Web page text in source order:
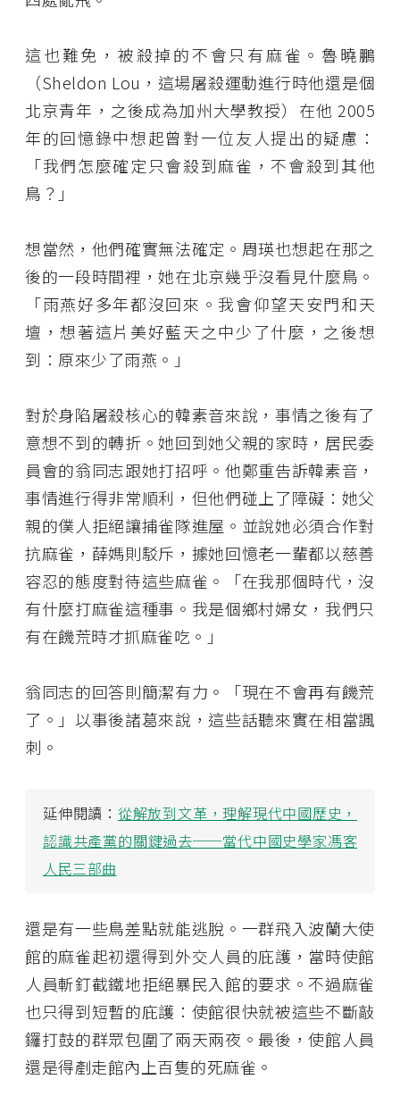
這也難免，被殺掉的不會只有麻雀。魯曉鵬
（Sheldon Lou，這場屠殺運動進行時他還是個
北京青年，之後成為加州大學教授）在他 2005
年的回憶錄中想起曾對一位友人提出的疑慮：
「我們怎麼確定只會殺到麻雀，不會殺到其他
鳥？」
想當然，他們確實無法確定。周瑛也想起在那之
後的一段時間裡，她在北京幾乎沒看見什麼鳥。
「雨燕好多年都沒回來。我會仰望天安門和天
壇，想著這片美好藍天之中少了什麼，之後想
到：原來少了雨燕。」
對於身陷屠殺核心的韓素音來說，事情之後有了
意想不到的轉折。她回到她父親的家時，居民委
員會的翁同志跟她打招呼。他鄭重告訴韓素音，
事情進行得非常順利，但他們碰上了障礙：她父
親的僕人拒絕讓捕雀隊進屋。並說她必須合作對
抗麻雀，薛媽則駁斥，據她回憶老一輩都以慈善
容忍的態度對待這些麻雀。「在我那個時代，沒
有什麼打麻雀這種事。我是個鄉村婦女，我們只
有在饑荒時才抓麻雀吃。」
翁同志的回答則簡潔有力。「現在不會再有饑荒
了。」以事後諸葛來說，這些話聽來實在相當諷
刺。
延伸閱讀： 從解放到文革，理解現代中國歷史，
認識共產黨的關鍵過去──當代中國史學家馮客
人民三部曲
還是有一些鳥差點就能逃脫。一群飛入波蘭大使
館的麻雀起初還得到外交人員的庇護，當時使館
人員斬釘截鐵地拒絕暴民入館的要求。不過麻雀
也只得到短暫的庇護：使館很快就被這些不斷敲
鑼打鼓的群眾包圍了兩天兩夜。最後，使館人員
還是得剷走館內上百隻的死麻雀。